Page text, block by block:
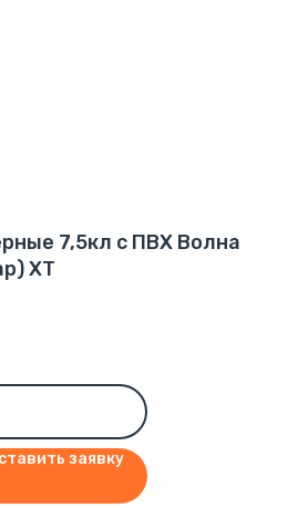
7,5кл с ПВХ Волна
ХТ
заявку